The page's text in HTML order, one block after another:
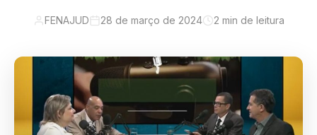
FENAJUD 28 de março de 2024 2 min de leitura